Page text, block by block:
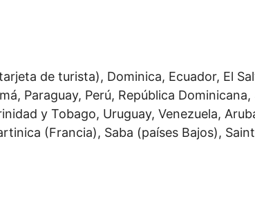
de turista), Dominica, Ecuador, El
Paraguay, Perú, República
y Tobago, Uruguay, Venezuela,
(Francia), Saba (países Bajos),